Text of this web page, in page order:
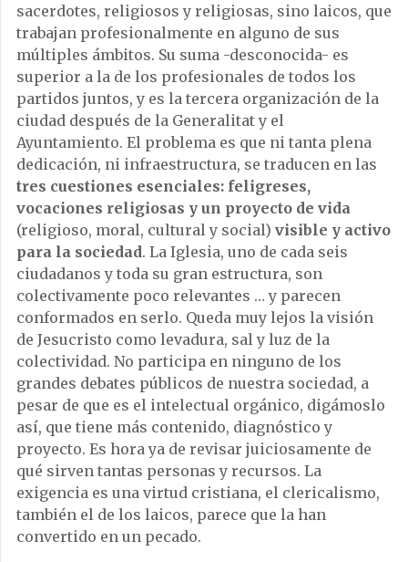
sacerdotes, religiosos y religiosas, sino laicos, que
trabajan profesionalmente en alguno de sus
múltiples ámbitos. Su suma -desconocida- es
superior a la de los profesionales de todos los
partidos juntos, y es la tercera organización de la
ciudad después de la Generalitat y el
Ayuntamiento. El problema es que ni tanta plena
dedicación, ni infraestructura, se traducen en las
tres cuestiones esenciales: feligreses,
vocaciones religiosas y un proyecto de vida
(religioso, moral, cultural y social) visible y activo
para la sociedad. La Iglesia, uno de cada seis
ciudadanos y toda su gran estructura, son
colectivamente poco relevantes … y parecen
conformados en serlo. Queda muy lejos la visión
de Jesucristo como levadura, sal y luz de la
colectividad. No participa en ninguno de los
grandes debates públicos de nuestra sociedad, a
pesar de que es el intelectual orgánico, digámoslo
así, que tiene más contenido, diagnóstico y
proyecto. Es hora ya de revisar juiciosamente de
qué sirven tantas personas y recursos. La
exigencia es una virtud cristiana, el clericalismo,
también el de los laicos, parece que la han
convertido en un pecado.